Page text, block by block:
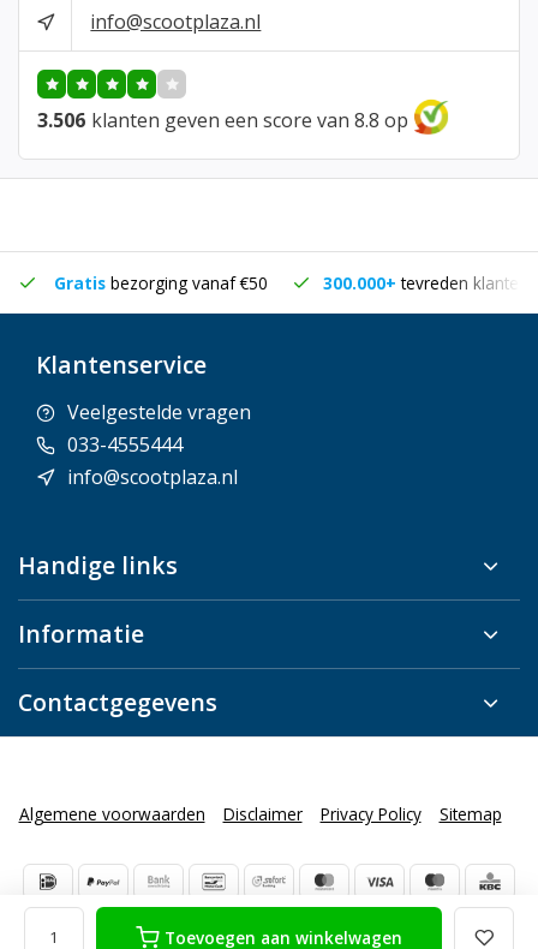
Toevoegen aan winkelwagen
info@scootplaza.nl
3.506 klanten geven een score van 8.8 op
Gratis bezorging vanaf €50 300.000+tevreden klanten
Klantenservice
Veelgestelde vragen
033-4555444
info@scootplaza.nl
Handige links
Informatie
Contactgegevens
Algemene voorwaarden Disclaimer Privacy Policy Sitemap